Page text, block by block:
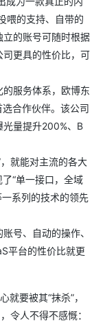
喂的支持、自带的
的账号可随时根据
更具的性价比，可
服务体系，欧博东
合作伙伴。该公司
光量提升200%、B
就能对主流的各大
“单一接口，全域
系列的技术的领先
号、自动的操作、
平台的性价比就更
就要被其“抹杀”，
令人不得不感慨：